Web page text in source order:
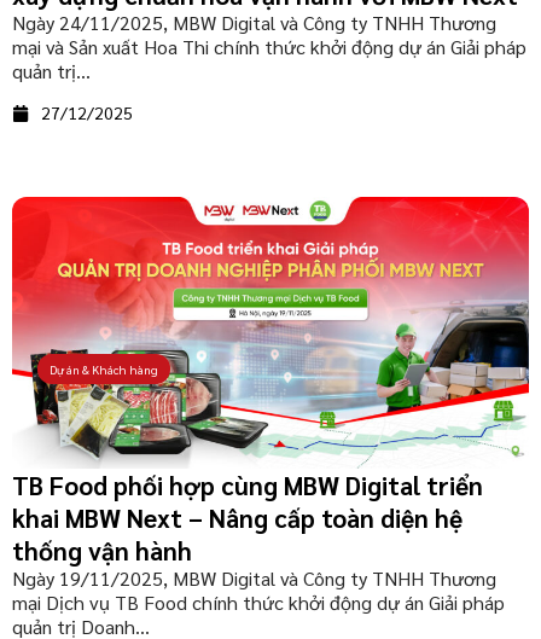
Ngày 24/11/2025, MBW Digital và Công ty TNHH Thương
mại và Sản xuất Hoa Thi chính thức khởi động dự án Giải pháp
quản trị...
27/12/2025
TB Food phối hợp cùng MBW Digital triển
khai MBW Next – Nâng cấp toàn diện hệ
thống vận hành
Ngày 19/11/2025, MBW Digital và Công ty TNHH Thương
mại Dịch vụ TB Food chính thức khởi động dự án Giải pháp
quản trị Doanh...
Dự án & Khách hàng